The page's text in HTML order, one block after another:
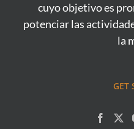
cuyo objetivo es
potenciar las
la
GET